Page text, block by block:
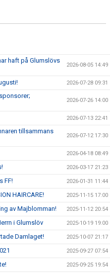
haft på Glumslövs
2026-08-05 14:49
2026-07-28 09:31
2026-07-26 14:00
2026-07-13 22:41
tillsammans
2026-07-12 17:30
2026-04-18 08:49
2026-03-17 21:23
FF! 2026-01-31 11:44
HAIRCARE! 2025-11-15 17:00
av Majblomman! 2025-11-12 20:54
i Glumslöv 2025-10-19 19:00
Damlaget! 2025-10-07 21:17
2025-09-27 07:54
2025-09-25 19:54